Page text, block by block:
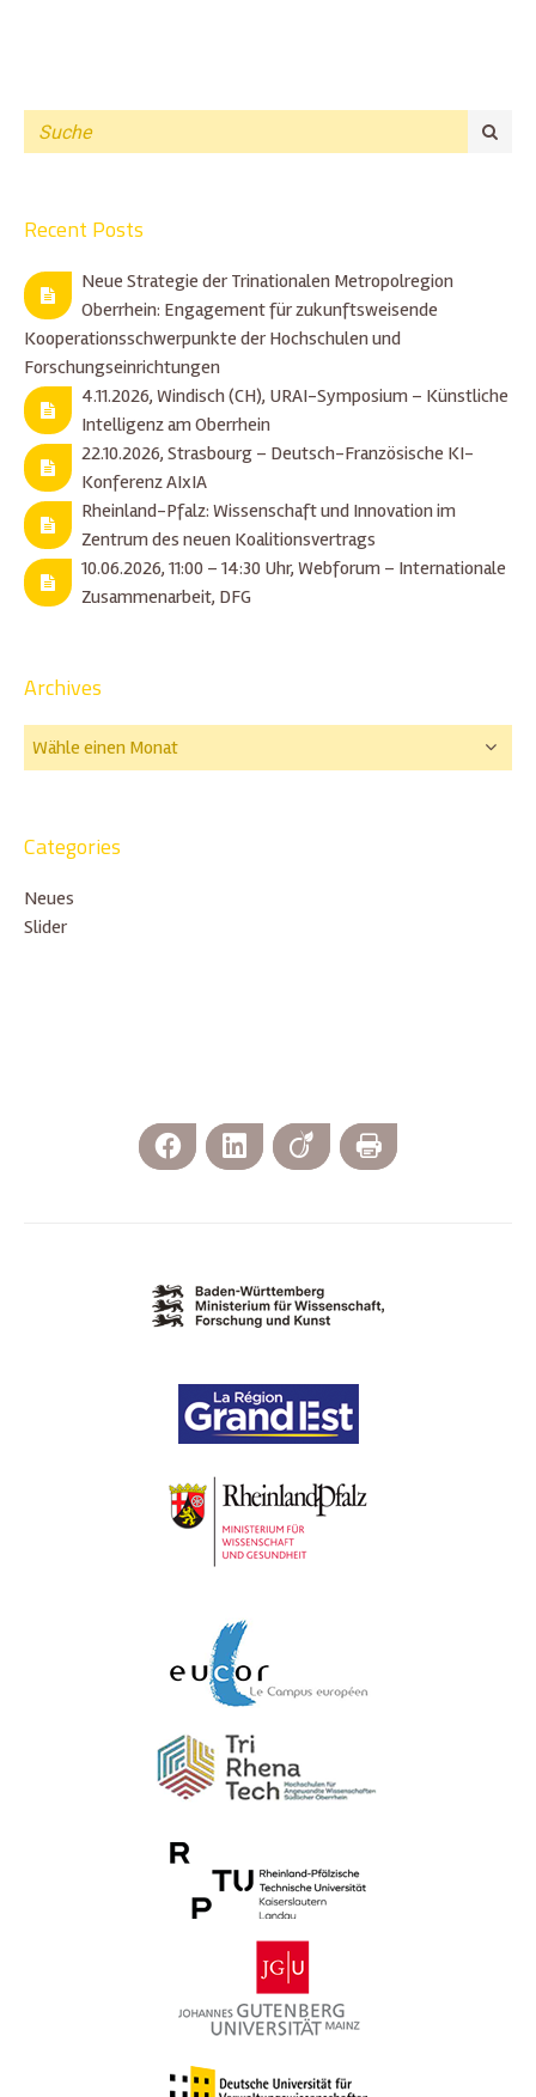
Recent Posts
Neue Strategie der Trinationalen Metropolregion
Oberrhein: Engagement für zukunftsweisende
Kooperationsschwerpunkte der Hochschulen und
Forschungseinrichtungen
4.11.2026, Windisch (CH), URAI-Symposium – Künstliche
Intelligenz am Oberrhein
22.10.2026, Strasbourg – Deutsch-Französische KI-
Konferenz AIxIA
Rheinland-Pfalz: Wissenschaft und Innovation im
Zentrum des neuen Koalitionsvertrags
10.06.2026, 11:00 – 14:30 Uhr, Webforum – Internationale
Zusammenarbeit, DFG
Archives
Categories
Neues
Slider
Facebook LinkedIn Viadeo